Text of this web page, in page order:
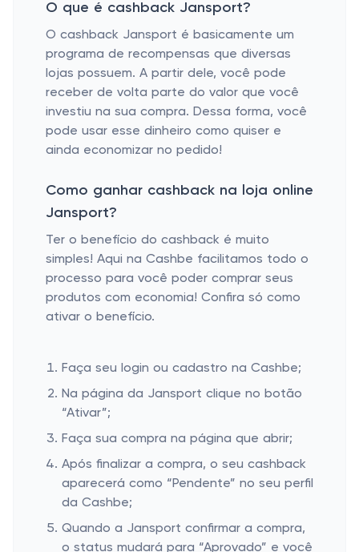
O que é cashback Jansport?
O cashback Jansport é basicamente um
programa de recompensas que diversas
lojas possuem. A partir dele, você pode
receber de volta parte do valor que você
investiu na sua compra. Dessa forma, você
pode usar esse dinheiro como quiser e
ainda economizar no pedido!
Como ganhar cashback na loja online
Jansport?
Ter o benefício do cashback é muito
simples! Aqui na Cashbe facilitamos todo o
processo para você poder comprar seus
produtos com economia! Confira só como
ativar o benefício.
Faça seu login ou cadastro na Cashbe;
Na página da Jansport clique no botão
“Ativar”;
Faça sua compra na página que abrir;
Após finalizar a compra, o seu cashback
aparecerá como “Pendente” no seu perfil
da Cashbe;
Quando a Jansport confirmar a compra,
o status mudará para “Aprovado” e você